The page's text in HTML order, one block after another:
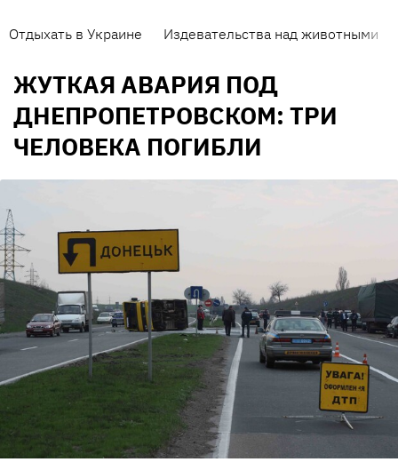
Отдыхать в Украине Издевательства над животными
ЖУТКАЯ АВАРИЯ ПОД
ДНЕПРОПЕТРОВСКОМ: ТРИ
ЧЕЛОВЕКА ПОГИБЛИ